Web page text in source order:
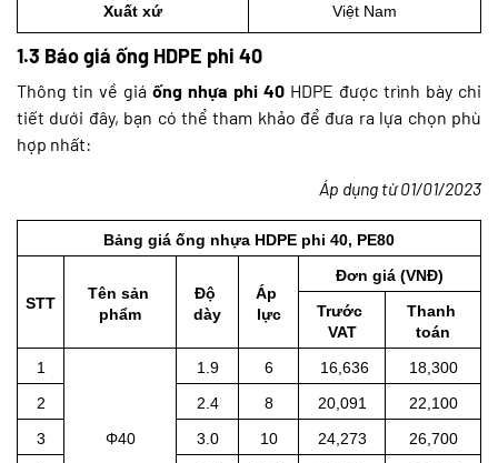
Xuất xứ Việt Nam
1.3 Báo giá ống HDPE phi 40
Thông tin về giáống nhựa phi 40HDPE được trình bày chi
tiết dưới đây, bạn có thể tham khảo để đưa ra lựa chọn phù
hợp nhất:
Áp dụng từ 01/01/2023
Bảng giá ống nhựa HDPE phi 40, PE80
STT
Tên sản
phẩm
Độ
dày
Áp
lực
Đơn giá (VNĐ)
Trước
VAT
Thanh
toán
1
Φ40
1.9 6 16,636
18,300
2
2.4 8 20,091
22,100
3
3.0 10 24,273
26,700